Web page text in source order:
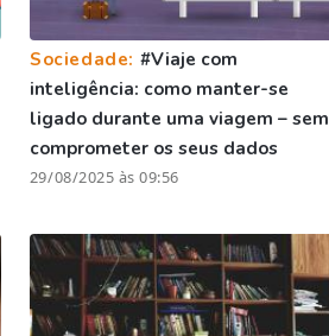
Sociedade: #Viaje com
inteligência: como manter-se
ligado durante uma viagem – sem
comprometer os seus dados
29/08/2025 às 09:56